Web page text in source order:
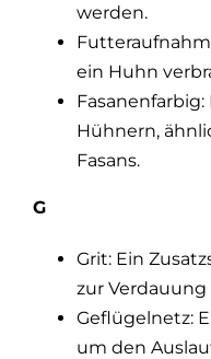
werden.
ein Huhn
Hühnern,
Fasans.
G
Grit: Ein
zur
Geflügelnetz:
um den